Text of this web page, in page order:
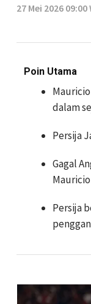
27 Mei 2026 09:00
Poin Utama
dalam
Persija
Gagal
Persija